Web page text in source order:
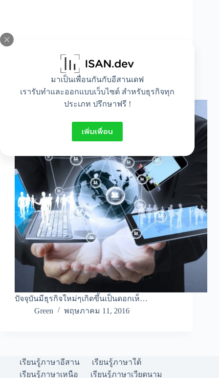
มาเป็นเพื่อนกันกับอีสานเดฟ
เรารับทำและออกแบบเว็บไซต์ สำหรับธุรกิจทุก
ประเภท ปรึกษาฟรี !
เพิ่มเพื่อน
หน้าที่ของนักการตลาด
ปัจจุบันมีธุรกิจใหม่ๆเกิดขึ้นเป็นดอกเห็…
Green
พฤษภาคม 11, 2016
เรียนรู้ภาษาอีสาน
เรียนรู้ภาษาใต้
เรียนรู้ภาษาเหนือ
เรียนรู้ภาษาเวียดนาม